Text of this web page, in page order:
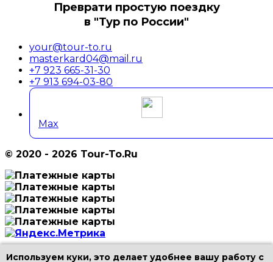
Преврати простую поездку
в "Тур по России"
your@tour-to.ru
masterkard04@mail.ru
+7 923 665-31-30
+7 913 694-03-80
Max
© 2020 - 2026 Tour-To.Ru
Используем куки, это делает удобнее вашу работу с